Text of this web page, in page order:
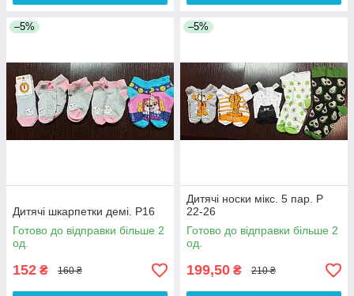
–5%
Дитячі шкарпетки демі. Р16
Готово до відправки більше 2
од.
152 ₴ 160 ₴
–5%
Дитячі носки мікс. 5 пар. Р
22-26
Готово до відправки більше 2
од.
199,50 ₴ 210 ₴